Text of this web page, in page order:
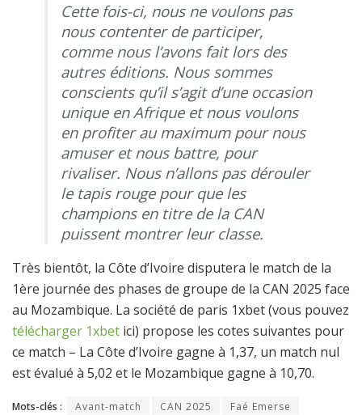
Cette fois-ci, nous ne voulons pas
nous contenter de participer,
comme nous l’avons fait lors des
autres éditions. Nous sommes
conscients qu’il s’agit d’une occasion
unique en Afrique et nous voulons
en profiter au maximum pour nous
amuser et nous battre, pour
rivaliser. Nous n’allons pas dérouler
le tapis rouge pour que les
champions en titre de la CAN
puissent montrer leur classe.
Très bientôt, la Côte d’Ivoire disputera le match de la
1ère journée des phases de groupe de la CAN 2025 face
au Mozambique. La société de paris 1xbet (vous pouvez
télécharger 1xbet ici) propose les cotes suivantes pour
ce match – La Côte d’Ivoire gagne à 1,37, un match nul
est évalué à 5,02 et le Mozambique gagne à 10,70.
Mots-clés : Avant-match CAN 2025
Faé Emerse